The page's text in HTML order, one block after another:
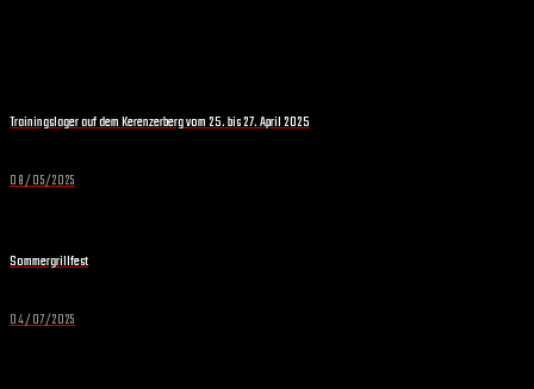
Trainingslager auf dem Kerenzerberg vom 25. bis 27. April 2025
08/05/2025
Sommergrillfest
04/07/2025